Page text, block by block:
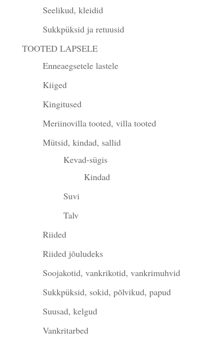
Seelikud, kleidid
Sukkpüksid ja retuusid
TOOTED LAPSELE
Enneaegsetele lastele
Kiiged
Kingitused
Meriinovilla tooted, villa tooted
Mütsid, kindad, sallid
Kevad-sügis
Kindad
Suvi
Talv
Riided
Riided jõuludeks
Soojakotid, vankrikotid, vankrimuhvid
Sukkpüksid, sokid, põlvikud, papud
Suusad, kelgud
Vankritarbed